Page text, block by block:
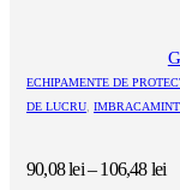
variații.
Opțiunile
pot
alese
în
ECHIPAMENTE DE
DE LUCRU,
90,08lei– 106,48lei